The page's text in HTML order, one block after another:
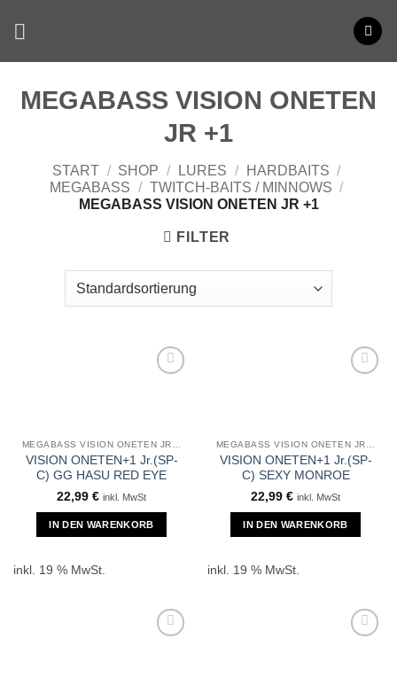
MEGABASS VISION ONETEN
JR +1
START / SHOP / LURES / HARDBAITS /
MEGABASS / TWITCH-BAITS / MINNOWS /
MEGABASS VISION ONETEN JR +1
FILTER
VISION ONETEN+1 Jr.(SP-
C) GG HASU RED EYE
22,99 € inkl. MwSt
IN DEN WARENKORB
inkl. 19 % MwSt.
VISION ONETEN+1 Jr.(SP-
C) SEXY MONROE
22,99 € inkl. MwSt
IN DEN WARENKORB
inkl. 19 % MwSt.